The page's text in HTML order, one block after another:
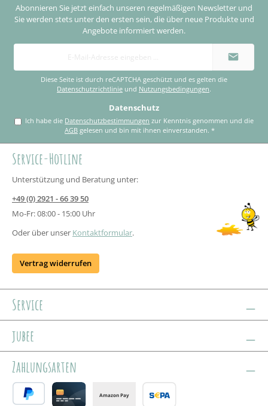
Abonnieren Sie jetzt einfach unseren regelmäßigen Newsletter und
Sie werden stets unter den ersten sein, die über neue Produkte und
Angebote informiert werden.
E-
Adresse
Diese Seite ist durch reCAPTCHA geschützt und es gelten die
Datenschutzrichtlinie und Nutzungsbedingungen.
Datenschutz
Ich habe die Datenschutzbestimmungen
AGB gelesen und bin mit ihnen einverstanden.*
Service-Hotline
Unterstützung und Beratung unter:
+49 (0) 2921 - 66 39 50
Mo-Fr: 08:00 - 15:00 Uhr
Oder über unser Kontaktformular.
Vertrag widerrufen
Service
jubee
Zahlungsarten
Amazon Pay